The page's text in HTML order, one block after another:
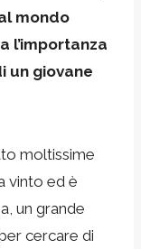
mondo
l’importanza
un giovane
moltissime
vinto ed è
un grande
cercare di